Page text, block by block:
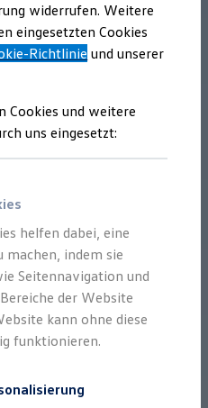
und Gebrauchtwagen
Gebrauchtwagen
bei Gebrauchtwagen
Garantien
bei Volkswagen
widerrufen. Weitere
eingesetzten Cookies
Richtlinie und unserer
Cookies und weitere
uns eingesetzt:
helfen dabei, eine
machen, indem sie
Seitennavigation und
der Website
kann ohne diese
funktionieren.